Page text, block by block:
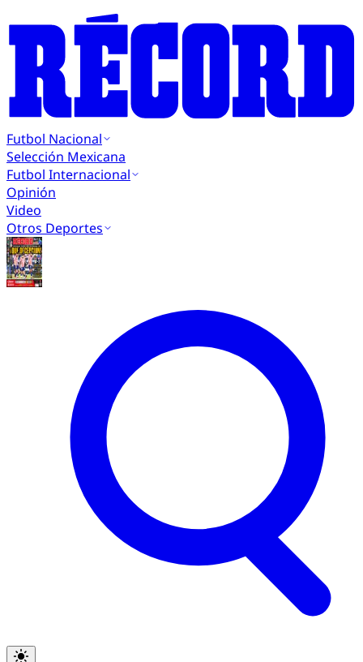
Futbol Nacional
Selección Mexicana
Futbol Internacional
Opinión
Video
Otros Deportes